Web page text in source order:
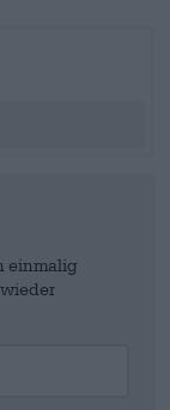
einmalig